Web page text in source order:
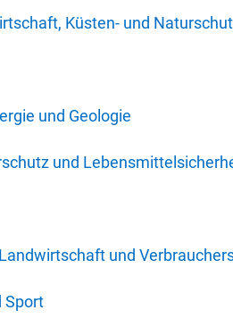
Küsten- und
und Geologie
und
und
Sport